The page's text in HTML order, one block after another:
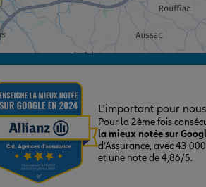
L'important pour
Pour la 2ème fois
la mieux notée sur
d’Assurance, avec 43
et une note de 4,86/5.